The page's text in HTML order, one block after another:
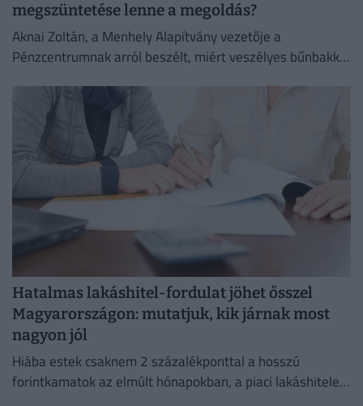
megszüntetése lenne a megoldás?
Aknai Zoltán, a Menhely Alapítvány vezetője a
Pénzcentrumnak arról beszélt, miért veszélyes bűnbakká
Hatalmas lakáshitel-fordulat jöhet ősszel
Magyarországon: mutatjuk, kik járnak most
nagyon jól
Hiába estek csaknem 2 százalékponttal a hosszú
forintkamatok az elmúlt hónapokban, a piaci lakáshitelek